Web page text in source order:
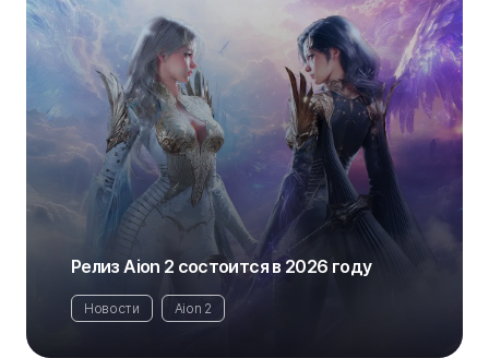
Релиз Aion 2 состоится в 2026 году
Новости Aion 2